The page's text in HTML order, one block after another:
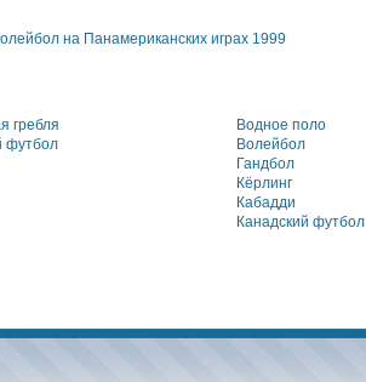
на Панамериканских играх 1999
гребля
футбол
Водное поло
Волейбол
Гандбол
Кёрлинг
Кабадди
Канадский футбол